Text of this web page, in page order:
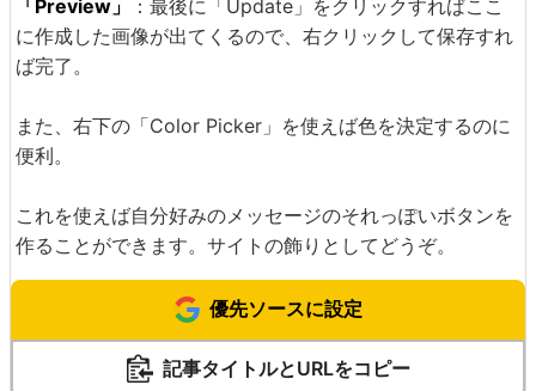
「Preview」
：最後に「Update」をクリックすればここ
に作成した画像が出てくるので、右クリックして保存すれ
ば完了。
また、右下の「Color Picker」を使えば色を決定するのに
便利。
これを使えば自分好みのメッセージのそれっぽいボタンを
作ることができます。サイトの飾りとしてどうぞ。
優先ソースに設定
記事タイトルとURLをコピー